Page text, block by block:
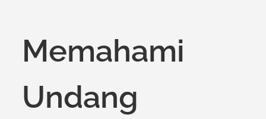
Memahami
Undang